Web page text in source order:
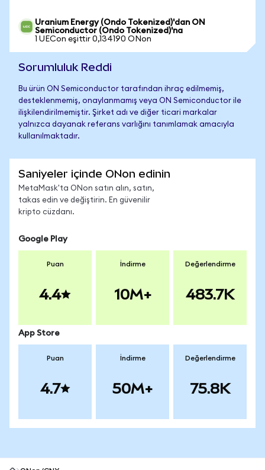
Uranium Energy (Ondo Tokenized)'dan ON
Semiconductor (Ondo Tokenized)'na
1 UECon eşittir 0,134190 ONon
Sorumluluk Reddi
Bu ürün ON Semiconductor tarafından ihraç edilmemiş,
desteklenmemiş, onaylanmamış veya ON Semiconductor ile
ilişkilendirilmemiştir. Şirket adı ve diğer ticari markalar
yalnızca dayanak referans varlığını tanımlamak amacıyla
kullanılmaktadır.
Saniyeler içinde ONon edinin
MetaMask'ta ONon satın alın, satın,
takas edin ve değiştirin. En güvenilir
kripto cüzdanı.
Google Play
Puan
4.4
İndirme
10M+
Değerlendirme
483.7K
App Store
Puan
4.7
İndirme
50M+
Değerlendirme
75.8K